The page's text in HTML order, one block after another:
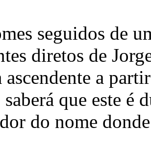
seguidos de
diretos de
a
que este é
do nome